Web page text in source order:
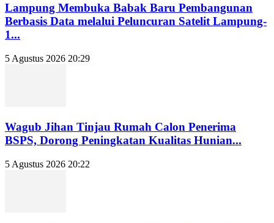
Lampung Membuka Babak Baru Pembangunan
Berbasis Data melalui Peluncuran Satelit Lampung-
1...
5 Agustus 2026 20:29
Wagub Jihan Tinjau Rumah Calon Penerima
BSPS, Dorong Peningkatan Kualitas Hunian...
5 Agustus 2026 20:22